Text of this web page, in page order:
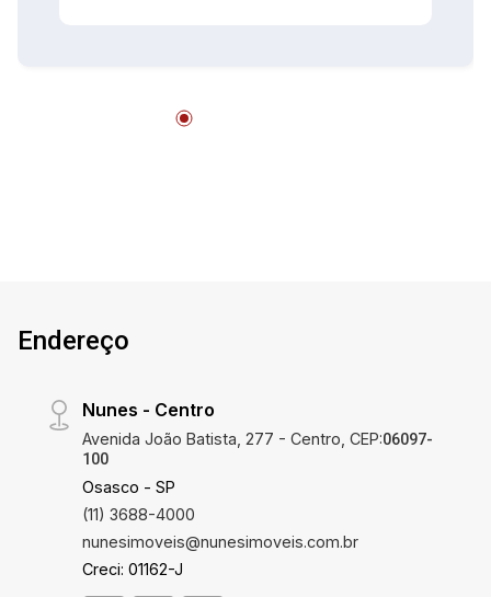
Endereço
Nunes - Centro
Avenida João Batista, 277 - Centro, CEP:06097-
100
Osasco - SP
(11) 3688-4000
nunesimoveis@nunesimoveis.com.br
Creci: 01162-J